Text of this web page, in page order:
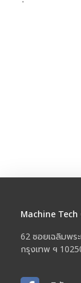
Machine Tech
62 ซอยเฉลิมพร
กรุงเทพ ฯ